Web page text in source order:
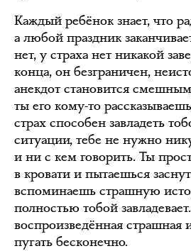
Каждый ребёнок знает, что
а любой праздник
нет, у страха нет никакой
конца, он безграничен,
анекдот становится
ты его кому-то
страх способен завладеть
ситуации, тебе не нужно
и ни с кем говорить. Ты
в кровати и пытаешься
вспоминаешь страшную
полностью тобой
воспроизведённая страшная
пугать бесконечно.